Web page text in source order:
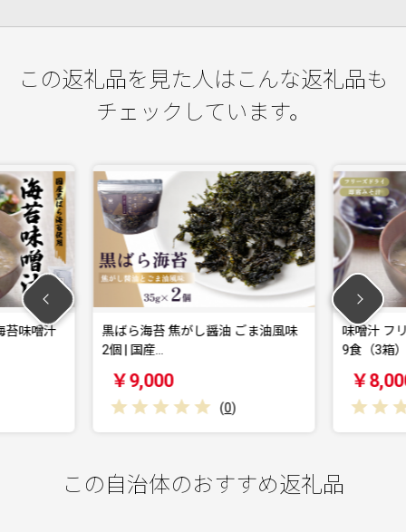
この返礼品を見た人はこんな返礼品も
チェックしています。
苔味噌汁
黒ばら海苔 焦がし醤油 ごま油風味
2個 | 国産…
￥9,000
(0)
味噌汁 フ
9食（3箱
￥
この自治体のおすすめ返礼品